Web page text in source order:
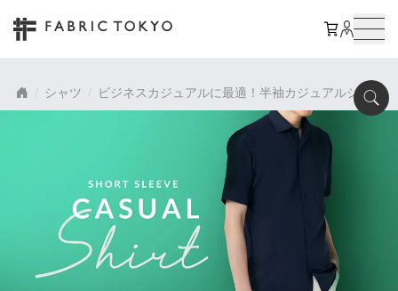
シャツ ビジネスカジュアルに最適！半袖カジュアルシャツ